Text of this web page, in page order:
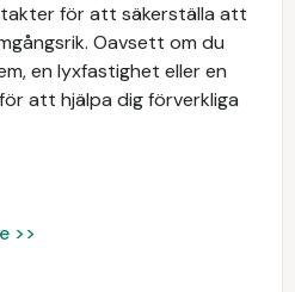
för att säkerställa att
Oavsett om du
en lyxfastighet eller en
att hjälpa dig förverkliga
>>